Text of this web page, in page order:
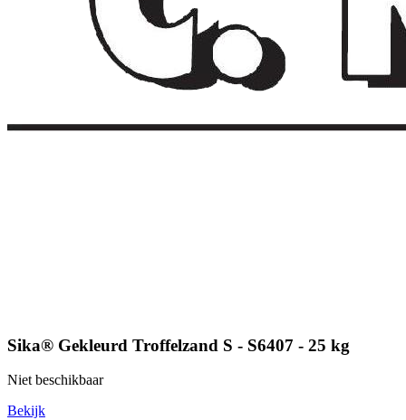
Sika® Gekleurd Troffelzand S - S6407 - 25 kg
Niet beschikbaar
Bekijk